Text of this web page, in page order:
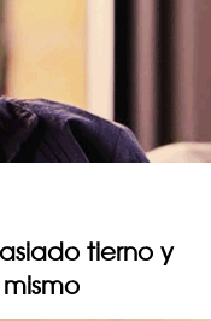
tierno y